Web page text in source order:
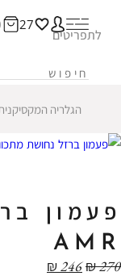
27
לתפריטים
הגלריה
פעמון
AMR
₪270
₪246